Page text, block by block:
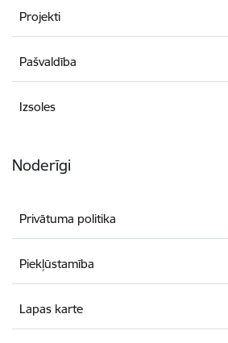
Projekti
Pašvaldība
Izsoles
Noderīgi
Privātuma politika
Piekļūstamība
Lapas karte